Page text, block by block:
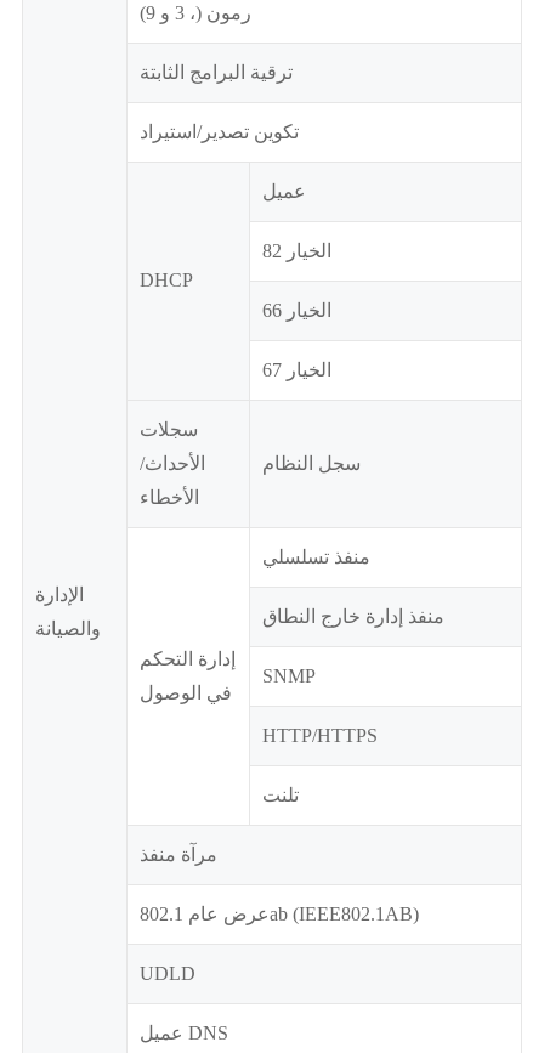
الإدارة
والصيانة
رمون (، 3 و 9)
ترقية البرامج الثابتة
تكوين تصدير/استيراد
DHCP
عميل
الخيار 82
الخيار 66
الخيار 67
سجلات
الأحداث/
الأخطاء
سجل النظام
إدارة التحكم
في الوصول
منفذ تسلسلي
منفذ إدارة خارج النطاق
SNMP
HTTP/HTTPS
تلنت
مرآة منفذ
عرض عام 802.1ab (IEEE802.1AB)
UDLD
عميل DNS